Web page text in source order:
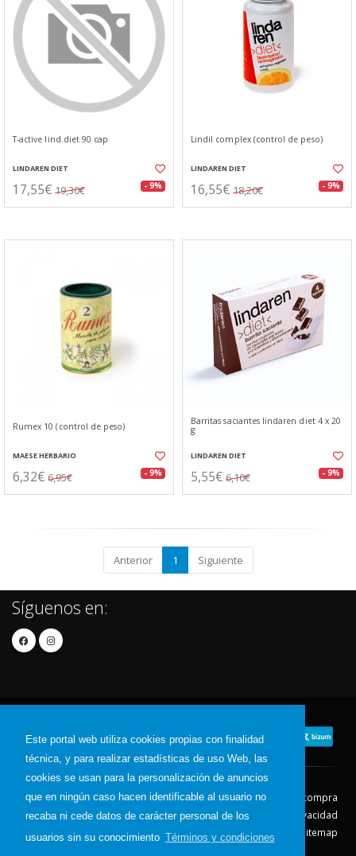
Este portal web utiliza cookies propias con finalidad
técnica, y para realizar estadísticas de uso Web, las
cookies se usan para la personalización de anuncios
que en ningún caso hacen identificable al usuario no
recaba ni cede datos de carácter personal de los
usuarios sin su conocimiento Términos y condiciones
T-active lind.diet 90 cap
LINDAREN DIET
17,55€ 19,30€ - 9%
Lindil complex (control de peso)
LINDAREN DIET
16,55€ 18,20€ - 9%
Rumex 10 (control de peso)
MAESE HERBARIO
6,32€ 6,95€ - 9%
Barritas saciantes lindaren diet 4 x 20
g
LINDAREN DIET
5,55€ 6,10€ - 9%
Anterior 1 Siguiente
Síguenos en:
Contacto Aviso Legal
Condiciones de compra
Política de envíos
Política de devolución
Política de Privacidad
Política de Cookies
Sitemap